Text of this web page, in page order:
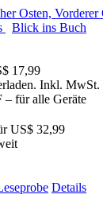
Osten, Vorderer
Blick ins Buch
17,99
Inkl. MwSt.
– für alle Geräte
US$ 32,99
Details